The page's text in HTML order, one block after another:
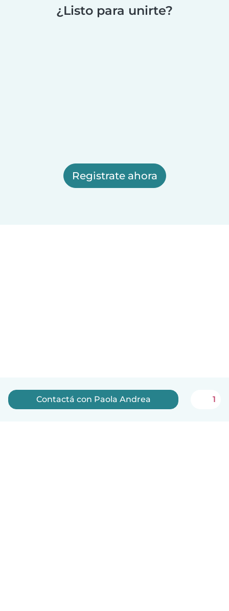
¿Listo para unirte?
Registrate ahora
Contactá con Paola Andrea 1